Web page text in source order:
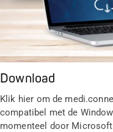
Download
Klik hier om de
compatibel met de
momenteel door